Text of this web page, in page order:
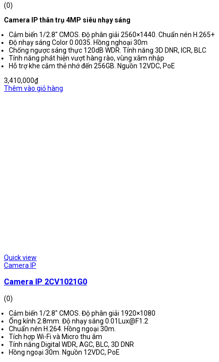
(0)
Camera IP thân trụ 4MP siêu nhạy sáng
Cảm biến 1/2.8″ CMOS. Độ phân giải 2560×1440. Chuẩn nén H.265+
Độ nhạy sáng Color 0.0035. Hồng nghoại 30m
Chống ngược sáng thực 120dB WDR. Tính năng 3D DNR, ICR, BLC
Tính năng phát hiện vượt hàng rào, vùng xâm nhập
Hỗ trợ khe cắm thẻ nhớ đến 256GB. Nguồn 12VDC, PoE
3,410,000₫
Thêm vào giỏ hàng
Quick view
Camera IP
Camera IP 2CV1021G0
(0)
Cảm biến 1/2.8″ CMOS. Độ phân giải 1920×1080
Ống kính 2.8mm. Độ nhạy sáng 0.01Lux@F1.2
Chuẩn nén H.264. Hồng ngoại 30m.
Tích hợp Wi-Fi và Micro thu âm
Tính nắng Digital WDR, AGC, BLC, 3D DNR
Hồng ngoại 30m. Nguồn 12VDC, PoE